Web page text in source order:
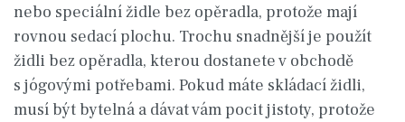
nebo speciální židle bez opěradla, protože mají
rovnou sedací plochu. Trochu snadnější je použít
židli bez opěradla, kterou dostanete v obchodě
s jógovými potřebami. Pokud máte skládací židli,
musí být bytelná a dávat vám pocit jistoty, protože